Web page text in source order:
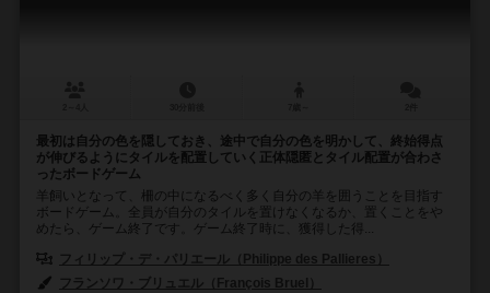
最初は自分の色を隠しておき、途中で自分の色を明かして、終始得点
が伸びるようにタイルを配置していく正体隠匿とタイル配置が合わさ
ったボードゲーム
羊飼いとなって、柵の中になるべく多く自分の羊を囲うことを目指す
ボードゲーム。全員が自分のタイルを置けなくなるか、置くことをや
めたら、ゲーム終了です。ゲーム終了時に、獲得した得...
フィリップ・デ・パリエール（Philippe des Pallieres）
フランソワ・ブリュエル（François Bruel）